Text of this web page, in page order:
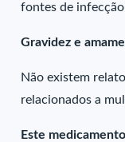
fontes de
Gravidez e
Não existem
relacionados a
Este